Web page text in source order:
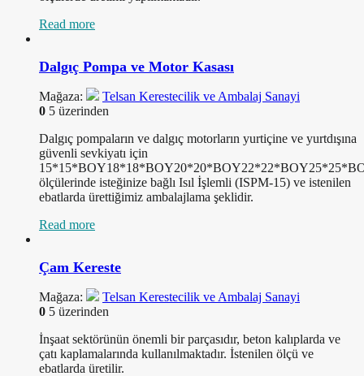
Read more
Dalgıç Pompa ve Motor Kasası
Mağaza:
Telsan Kerestecilik ve Ambalaj Sanayi
0 5 üzerinden
Dalgıç pompaların ve dalgıç motorların yurtiçine ve yurtdışına
güvenli sevkiyatı için
ölçülerinde isteğinize bağlı Isıl İşlemli (ISPM-15) ve istenilen
ebatlarda ürettiğimiz ambalajlama şeklidir.
Read more
Çam Kereste
Mağaza:
Telsan Kerestecilik ve Ambalaj Sanayi
0 5 üzerinden
İnşaat sektörünün önemli bir parçasıdır, beton kalıplarda ve
çatı kaplamalarında kullanılmaktadır. İstenilen ölçü ve
ebatlarda üretilir.